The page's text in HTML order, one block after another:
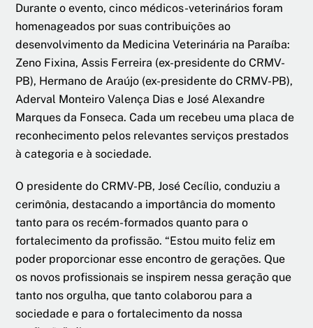
Durante o evento, cinco médicos-veterinários foram
homenageados por suas contribuições ao
desenvolvimento da Medicina Veterinária na Paraíba:
Zeno Fixina, Assis Ferreira (ex-presidente do CRMV-
PB), Hermano de Araújo (ex-presidente do CRMV-PB),
Aderval Monteiro Valença Dias e José Alexandre
Marques da Fonseca. Cada um recebeu uma placa de
reconhecimento pelos relevantes serviços prestados
à categoria e à sociedade.
O presidente do CRMV-PB, José Cecílio, conduziu a
cerimônia, destacando a importância do momento
tanto para os recém-formados quanto para o
fortalecimento da profissão. “Estou muito feliz em
poder proporcionar esse encontro de gerações. Que
os novos profissionais se inspirem nessa geração que
tanto nos orgulha, que tanto colaborou para a
sociedade e para o fortalecimento da nossa